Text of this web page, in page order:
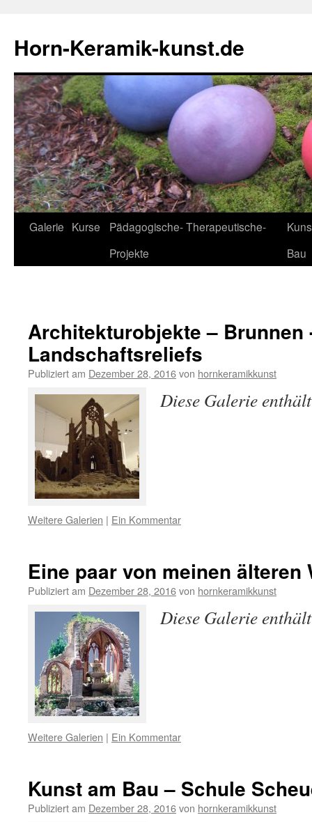
Horn-Keramik-kunst.de
Zum
Galerie Kurse
Pädagogische- Therapeutische-
Projekte
Bau
Architekturobjekte – Brunnen
Landschaftsreliefs
Publiziert am Dezember 28, 2016von hornkeramikkunst
Diese Galerie
Weitere Galerien | Ein Kommentar
Eine paar von meinen älteren
Publiziert am Dezember 28, 2016von hornkeramikkunst
Diese Galerie
Weitere Galerien | Ein Kommentar
Kunst am Bau – Schule
Publiziert am Dezember 28, 2016von hornkeramikkunst